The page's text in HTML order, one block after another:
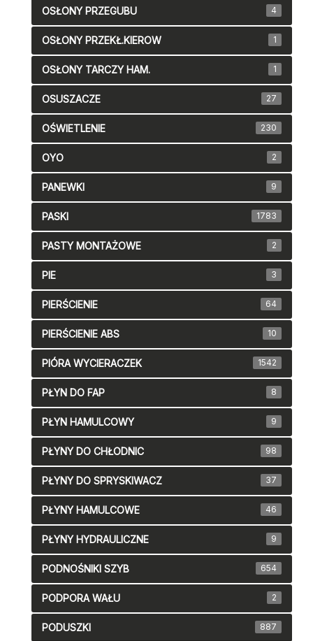
OSŁONY PRZEGUBU 4
OSŁONY PRZEKŁ.KIEROW 1
OSŁONY TARCZY HAM. 1
OSUSZACZE 27
OŚWIETLENIE 230
OYO 2
PANEWKI 9
PASKI 1783
PASTY MONTAŻOWE 2
PIE 3
PIERŚCIENIE 64
PIERŚCIENIE ABS 10
PIÓRA WYCIERACZEK 1542
PŁYN DO FAP 8
PŁYN HAMULCOWY 9
PŁYNY DO CHŁODNIC 98
PŁYNY DO SPRYSKIWACZ 37
PŁYNY HAMULCOWE 46
PŁYNY HYDRAULICZNE 9
PODNOŚNIKI SZYB 654
PODPORA WAŁU 2
PODUSZKI 887